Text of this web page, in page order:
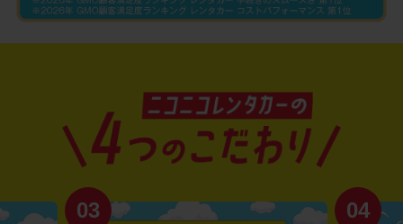
03 04